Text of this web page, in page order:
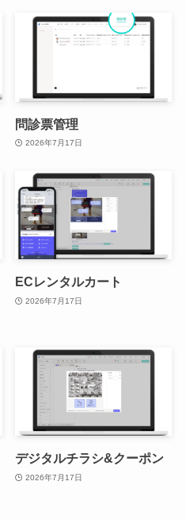
問診票管理
2026年7月17日
ECレンタルカート
2026年7月17日
デジタルチラシ&クーポン
2026年7月17日